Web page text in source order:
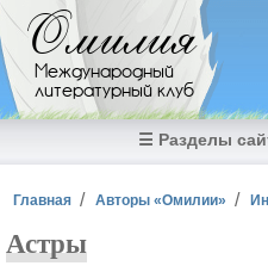
Перейти к основному содержанию
Омилия
Международный
литературный клуб
☰ Разделы
Вы здесь
Главная Авторы «Омилии»
Астры